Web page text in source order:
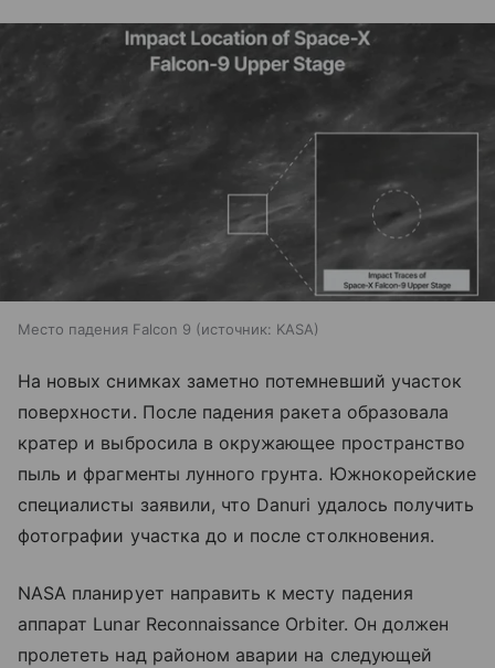
Место падения Falcon 9 источник: KASA
На новых снимках заметно потемневший участок
поверхности. После падения ракета образовала
кратер и выбросила в окружающее пространство
пыль и фрагменты лунного грунта. Южнокорейские
специалисты заявили, что Danuri удалось получить
фотографии участка до и после столкновения.
NASA планирует направить к месту падения
аппарат Lunar Reconnaissance Orbiter. Он должен
пролететь над районом аварии на следующей